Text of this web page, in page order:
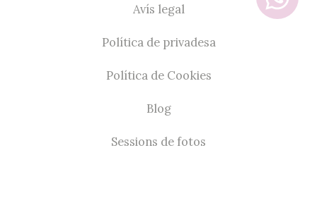
Avís legal
Política de privadesa
Política de Cookies
Blog
Sessions de fotos